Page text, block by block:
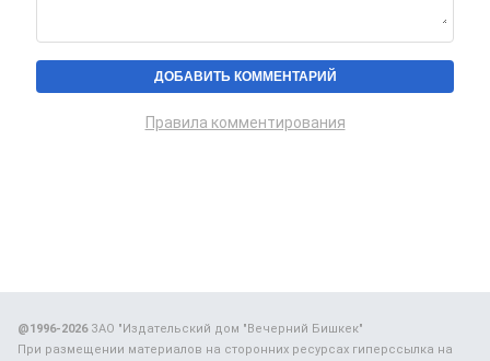
Правила комментирования
@1996-2026ЗАО "Издательский дом "Вечерний Бишкек"
При размещении материалов на сторонних ресурсах гиперссылка на